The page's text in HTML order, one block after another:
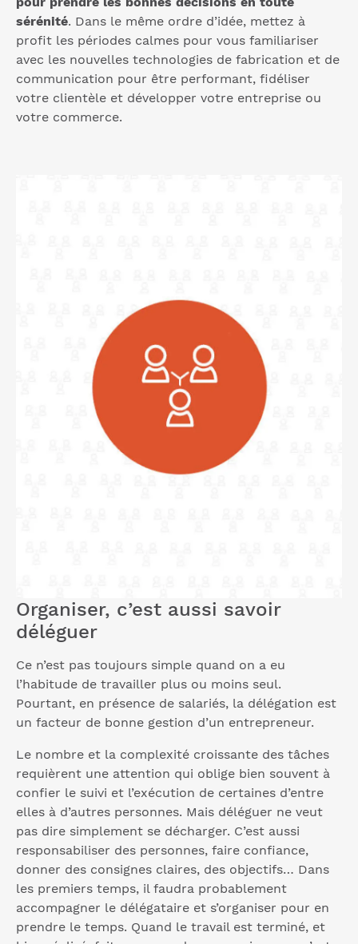
sérénité. Dans le même ordre d’idée, mettez à
profit les périodes calmes pour vous familiariser
avec les nouvelles technologies de fabrication et de
communication pour être performant, fidéliser
votre clientèle et développer votre entreprise ou
votre commerce.
Organiser, c’est aussi savoir
déléguer
Ce n’est pas toujours simple quand on a eu
l’habitude de travailler plus ou moins seul.
Pourtant, en présence de salariés, la délégation est
un facteur de bonne gestion d’un entrepreneur.
Le nombre et la complexité croissante des tâches
requièrent une attention qui oblige bien souvent à
confier le suivi et l’exécution de certaines d’entre
elles à d’autres personnes. Mais déléguer ne veut
pas dire simplement se décharger. C’est aussi
responsabiliser des personnes, faire confiance,
donner des consignes claires, des objectifs… Dans
les premiers temps, il faudra probablement
accompagner le délégataire et s’organiser pour en
prendre le temps. Quand le travail est terminé, et